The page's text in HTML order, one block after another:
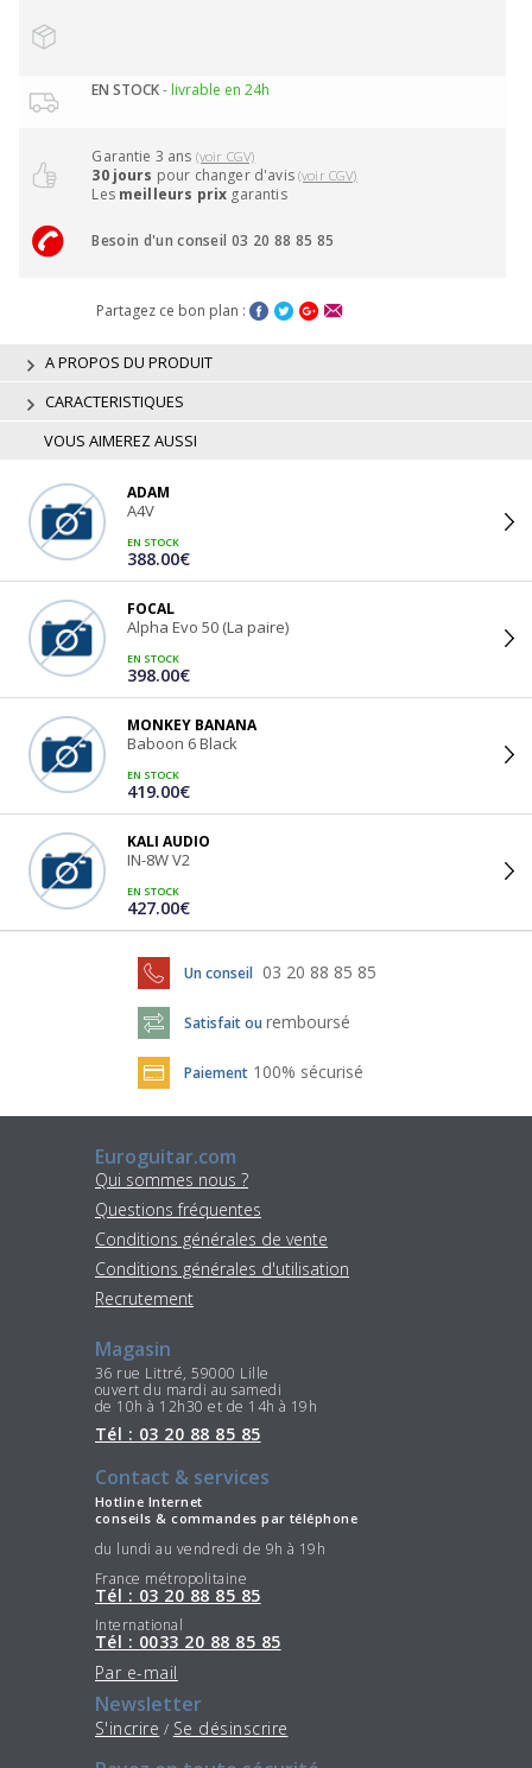
EN STOCK- livrable en 24h
Garantie 3 ans (voir CGV)
30 jours pour changer d'avis(voir CGV)
Les meilleurs prix garantis
Besoin d'un conseil 03 20 88 85 85
Partagez ce bon plan :
A PROPOS DU PRODUIT
CARACTERISTIQUES
VOUS AIMEREZ AUSSI
ADAM
A4V
EN STOCK
388.00€
FOCAL
Alpha Evo 50 (La paire)
EN STOCK
398.00€
MONKEY BANANA
Baboon 6 Black
EN STOCK
419.00€
KALI AUDIO
IN-8W V2
EN STOCK
427.00€
Un conseil 03 20 88 85 85
Satisfait ou remboursé
Paiement 100% sécurisé
Euroguitar.com
Qui sommes nous ?
Questions fréquentes
Conditions générales de vente
Conditions générales d'utilisation
Recrutement
Magasin
36 rue Littré, 59000 Lille
ouvert du mardi au samedi
de 10h à 12h30 et de 14h à 19h
Tél : 03 20 88 85 85
Contact & services
Hotline Internet
conseils & commandes par téléphone
du lundi au vendredi de 9h à 19h
France métropolitaine
Tél : 03 20 88 85 85
International
Tél : 0033 20 88 85 85
Par e-mail
Newsletter
S'incrire / Se désinscrire